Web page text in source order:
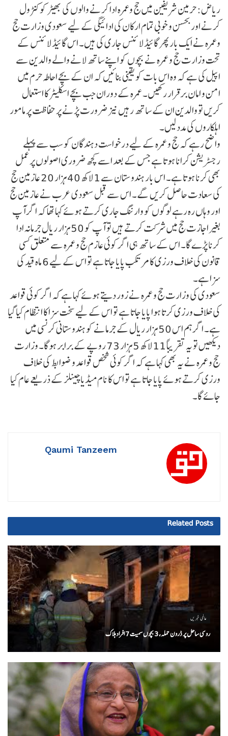
ریاض: حرمین شریفین میں حج وعمرہ ادا کرنے والوں کی بھیڑ کو کنٹرول
کرنے اور بحسن و خوبی تمام ارکان کی ادائیگی کے لیے سعودی وزارت حج
وعمرہ نے ایک بار پھر گائیڈ لائنس جاری کی ہیں۔ اس گائیڈ لائنس کے
تحت وزارت حج و عمرہ نے بچوں کو اپنے ساتھ لانے والے والدین سے
اپیل کی ہے کہ وہ اس بات کو یقینی بنائیں کہ ان کے بچے احاطہ حرم میں
امن و امان برقرار رکھیں۔ عمرہ کے دوران جب بچے اسکلیٹر کا استعمال
کریں تو والدین ان کے ساتھ رہیں نیز ضرورت پڑنے پر حفاظت پر مامور
اہلکاروں کی مدد لیں۔
واضح رہے کہ حج و عمرہ کے لیے درخواست دہندگان کو سب سے پہلے
رجسٹریشن کرانا ہوتا ہے جس کے بعد اسے کچھ ضروری اصولوں پر عمل
بھی کرنا ہوتا ہے۔ اس بار ہندوستان سے 1 لاکھ 40 ہزار 20 عازمین حج
کی سعادت حاصل کریں گے۔ اس سے قبل سعودی عرب نے عازمین حج
اور وہاں رہ رہے لوگوں کو وارننگ جاری کرتے ہوئے کہا تھا کہ اگر آپ
بغیر اجازت حج میں شرکت کرتے ہیں تو آپ کو 50 ہزار ریال جرمانہ ادا
کرنا پڑے گا۔ اس کے ساتھ ہی اگر کوئی عازم حج و عمرہ سے متعلق کسی
قانون کی خلاف ورزی کا مرتکب پایا جاتا ہے تو اس کے لیے 6 ماہ قید کی
سزا ہے۔
سعودی کی وزارت حج و عمرہ نے زور دیتے ہوئے کہا ہے کہ اگر کوئی قواعد
کی خلاف ورزی کرتا ہوا پایا جاتا ہے تو اس کے لیے سخت سزا کا انتظام کیا گیا
ہے۔ اگر ہم اس 50 ہزار ریال کے جرمانے کو ہندوستانی کرنسی میں
دیکھیں تو یہ تقریباً 11 لاکھ 5 ہزار 73 روپے کے برابر ہوگا۔ وزارت
حج و عمرہ نے یہ بھی کہا ہے کہ اگر کوئی شخص قواعد و ضوابط کی خلاف
ورزی کرتے ہوئے پایا جاتا ہے تو اس کا نام میڈیا چینلز کے ذریعے عام کیا
جائے گا۔
Qaumi Tanzeem
Related Posts
عالمی خبریں
روسی ساحل پر ڈرون حملہ، 3 بچوں سمیت 7 افراد ہلاک